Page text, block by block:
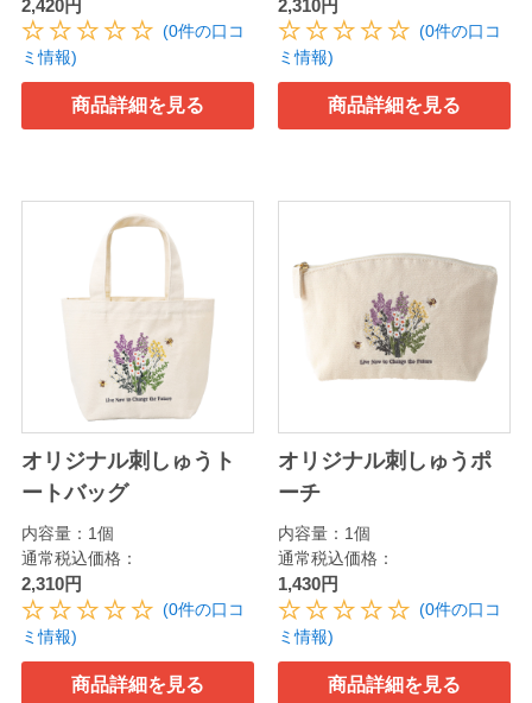
2,420円
(0件の口コ
ミ情報)
商品詳細を見る
2,310円
(0件の口コ
ミ情報)
商品詳細を見る
オリジナル刺しゅうト
ートバッグ
内容量：1個
通常税込価格：
2,310円
(0件の口コ
ミ情報)
商品詳細を見る
オリジナル刺しゅうポ
ーチ
内容量：1個
通常税込価格：
1,430円
(0件の口コ
ミ情報)
商品詳細を見る